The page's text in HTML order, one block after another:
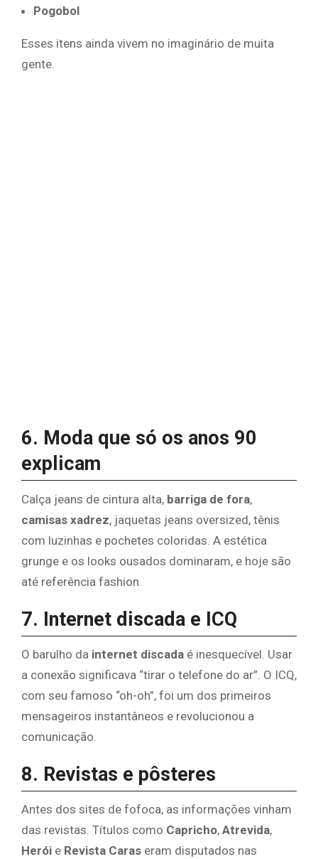
Pogobol
Esses itens ainda vivem no imaginário de muita
gente.
6. Moda que só os anos 90
explicam
Calça jeans de cintura alta, barriga de fora,
camisas xadrez, jaquetas jeans oversized, tênis
com luzinhas e pochetes coloridas. A estética
grunge e os looks ousados dominaram, e hoje são
até referência fashion.
7. Internet discada e ICQ
O barulho da internet discada é inesquecível. Usar
a conexão significava “tirar o telefone do ar”. O ICQ,
com seu famoso “oh-oh”, foi um dos primeiros
mensageiros instantâneos e revolucionou a
comunicação.
8. Revistas e pôsteres
Antes dos sites de fofoca, as informações vinham
das revistas. Títulos como Capricho, Atrevida,
Herói e Revista Caras eram disputados nas